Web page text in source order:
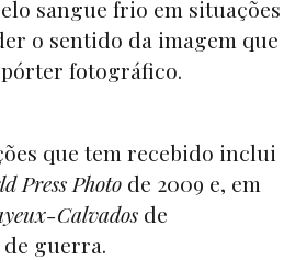
sangue frio em situações
o sentido da imagem que
fotográfico.
que tem recebido inclui
Press Photo de 2009 e, em
Calvados de
guerra.